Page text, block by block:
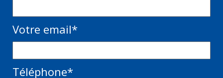
Votre email*
Téléphone*